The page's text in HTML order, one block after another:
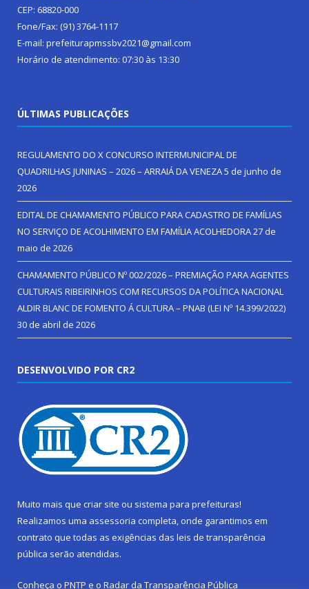
CEP: 68820-000
Fone/Fax: (91) 3764-1117
E-mail: prefeiturapmssbv2021@gmail.com
Horário de atendimento: 07:30 às 13:30
ÚLTIMAS PUBLICAÇÕES
REGULAMENTO DO X CONCURSO INTERMUNICIPAL DE
QUADRILHAS JUNINAS – 2026 – ARRAIÁ DA VENEZA5 de junho de
2026
EDITAL DE CHAMAMENTO PÚBLICO PARA CADASTRO DE FAMÍLIAS
NO SERVIÇO DE ACOLHIMENTO EM FAMÍLIA ACOLHEDORA27 de
maio de 2026
CHAMAMENTO PÚBLICO Nº 002/2026 – PREMIAÇÃO PARA AGENTES
CULTURAIS RIBEIRINHOS COM RECURSOS DA POLÍTICA NACIONAL
ALDIR BLANC DE FOMENTO Á CULTURA – PNAB (LEI Nº 14.399/2022)
30 de abril de 2026
DESENVOLVIDO POR CR2
Muito mais que criar site ou sistema para prefeituras!
Realizamos uma assessoria completa, onde garantimos em
contrato que todas as exigências das leis de transparência
pública serão atendidas.
Conheça o PNTP e o Radar da Transparência Pública